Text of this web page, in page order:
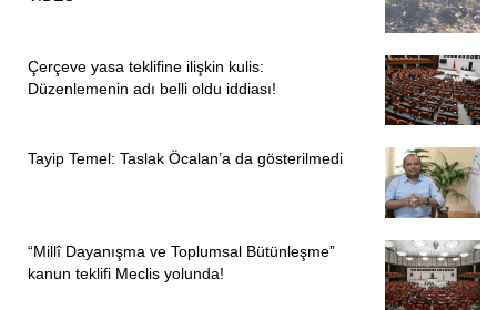
Çerçeve yasa teklifine ilişkin kulis:
Düzenlemenin adı belli oldu iddiası!
Tayip Temel: Taslak Öcalan’a da gösterilmedi
“Millî Dayanışma ve Toplumsal Bütünleşme”
kanun teklifi Meclis yolunda!